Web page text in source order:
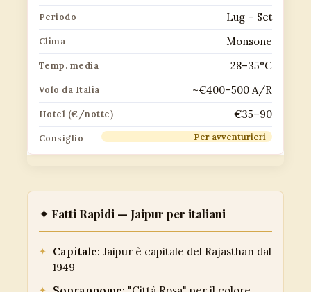
Lug – Set
Monsone
28–35°C
~€400–500 A/R
€35–90
Per avventurieri
✦ Fatti Rapidi — Jaipur per italiani
Capitale: Jaipur è capitale del Rajasthan dal
1949